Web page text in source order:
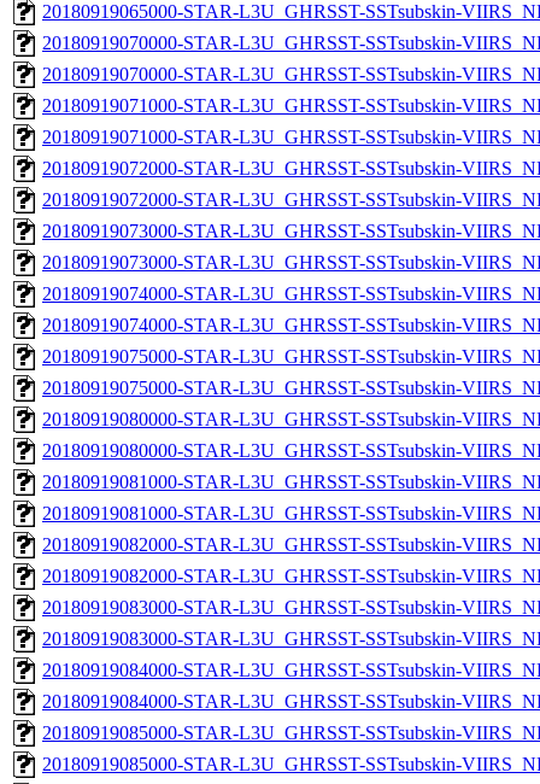
20180919065000-STAR-L3U_GHRSST-SSTsubskin-
20180919070000-STAR-L3U_GHRSST-SSTsubskin-
20180919070000-STAR-L3U_GHRSST-SSTsubskin-
20180919071000-STAR-L3U_GHRSST-SSTsubskin-
20180919071000-STAR-L3U_GHRSST-SSTsubskin-
20180919072000-STAR-L3U_GHRSST-SSTsubskin-
20180919072000-STAR-L3U_GHRSST-SSTsubskin-
20180919073000-STAR-L3U_GHRSST-SSTsubskin-
20180919073000-STAR-L3U_GHRSST-SSTsubskin-
20180919074000-STAR-L3U_GHRSST-SSTsubskin-
20180919074000-STAR-L3U_GHRSST-SSTsubskin-
20180919075000-STAR-L3U_GHRSST-SSTsubskin-
20180919075000-STAR-L3U_GHRSST-SSTsubskin-
20180919080000-STAR-L3U_GHRSST-SSTsubskin-
20180919080000-STAR-L3U_GHRSST-SSTsubskin-
20180919081000-STAR-L3U_GHRSST-SSTsubskin-
20180919081000-STAR-L3U_GHRSST-SSTsubskin-
20180919082000-STAR-L3U_GHRSST-SSTsubskin-
20180919082000-STAR-L3U_GHRSST-SSTsubskin-
20180919083000-STAR-L3U_GHRSST-SSTsubskin-
20180919083000-STAR-L3U_GHRSST-SSTsubskin-
20180919084000-STAR-L3U_GHRSST-SSTsubskin-
20180919084000-STAR-L3U_GHRSST-SSTsubskin-
20180919085000-STAR-L3U_GHRSST-SSTsubskin-
20180919085000-STAR-L3U_GHRSST-SSTsubskin-